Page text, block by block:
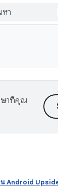
ษาที่คุณ
น Android